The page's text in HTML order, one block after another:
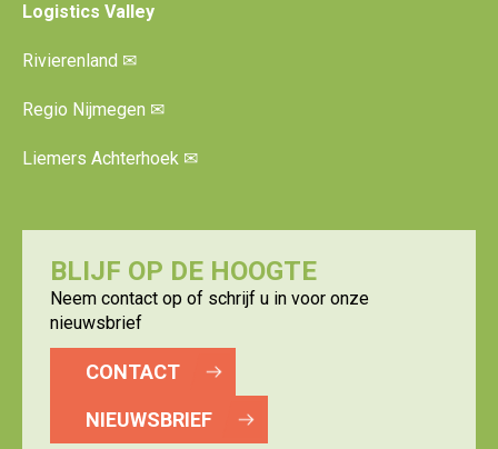
Logistics Valley
Rivierenland ✉
Regio Nijmegen ✉
Liemers Achterhoek ✉
BLIJF OP DE HOOGTE
Neem contact op of schrijf u in voor onze
nieuwsbrief
CONTACT
NIEUWSBRIEF